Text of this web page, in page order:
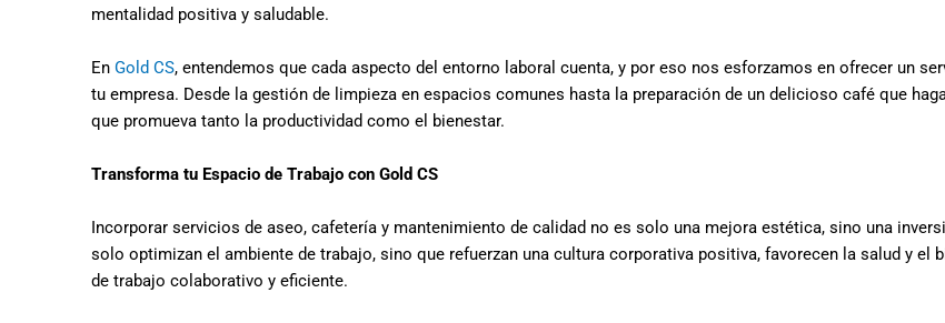
mentalidad positiva y saludable.
En Gold CS, entendemos que cada aspecto del entorno laboral cuenta, y por eso nos esforzamos en ofrecer un
tu empresa. Desde la gestión de limpieza en espacios comunes hasta la preparación de un delicioso café que
que promueva tanto la productividad como el bienestar.
Transforma tu Espacio de Trabajo con Gold CS
Incorporar servicios de aseo, cafetería y mantenimiento de calidad no es solo una mejora estética, sino una
solo optimizan el ambiente de trabajo, sino que refuerzan una cultura corporativa positiva, favorecen la salud y el
de trabajo colaborativo y eficiente.